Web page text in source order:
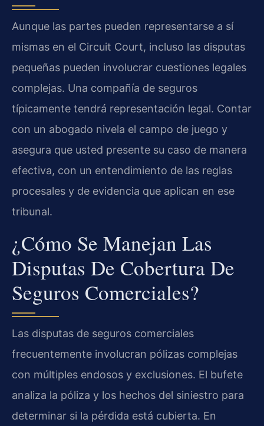
Aunque las partes pueden representarse a sí
mismas en el Circuit Court, incluso las disputas
pequeñas pueden involucrar cuestiones legales
complejas. Una compañía de seguros
típicamente tendrá representación legal. Contar
con un abogado nivela el campo de juego y
asegura que usted presente su caso de manera
efectiva, con un entendimiento de las reglas
procesales y de evidencia que aplican en ese
tribunal.
¿Cómo Se Manejan Las
Disputas De Cobertura De
Seguros Comerciales?
Las disputas de seguros comerciales
frecuentemente involucran pólizas complejas
con múltiples endosos y exclusiones. El bufete
analiza la póliza y los hechos del siniestro para
determinar si la pérdida está cubierta. En